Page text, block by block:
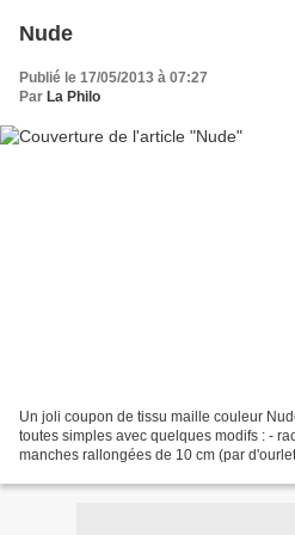
Nude
Publié le 17/05/2013 à 07:27
Par La Philo
Un joli coupon de tissu maille couleur
toutes simples avec quelques modifs : -
manches rallongées de 10 cm (par